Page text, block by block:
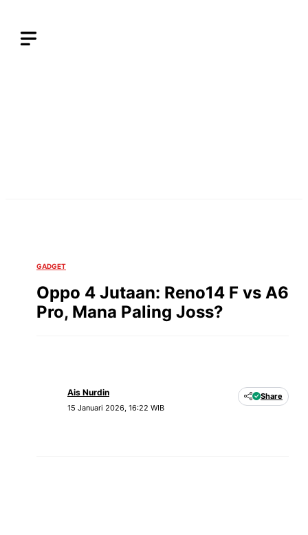
GADGET
Oppo 4 Jutaan: Reno14 F vs A6
Pro, Mana Paling Joss?
Ais Nurdin
15 Januari 2026, 16:22 WIB
Share